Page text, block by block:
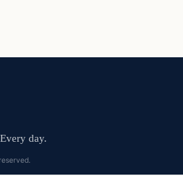
day.